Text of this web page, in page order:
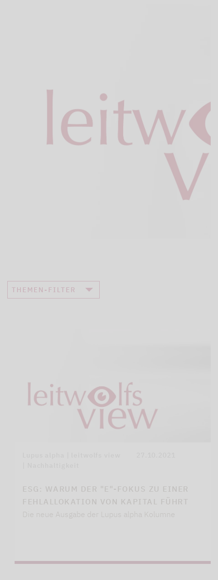
THEMEN-FILTER
ESG: WARUM DER "E"-FOKUS ZU EINER
FEHLALLOKATION VON KAPITAL FÜHRT
Die neue Ausgabe der Lupus alpha Kolumne